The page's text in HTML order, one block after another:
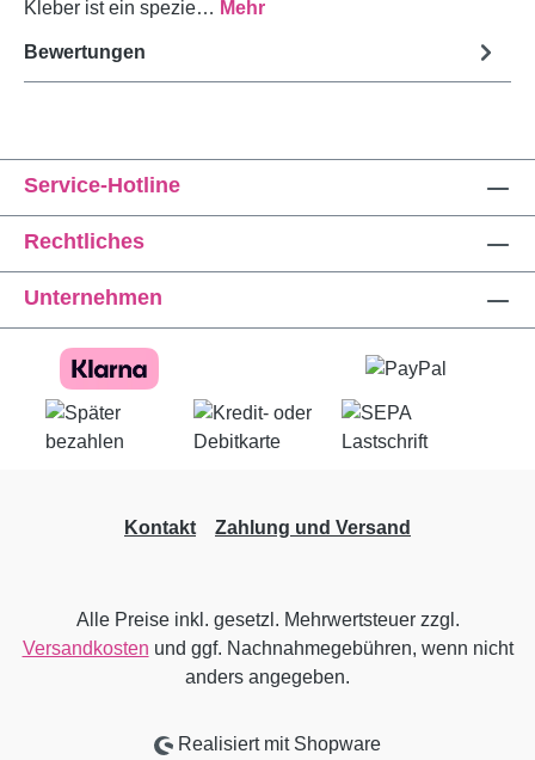
Kleber ist ein spezie… Mehr
Bewertungen
Service-Hotline
Rechtliches
Unternehmen
Kontakt Zahlung und Versand
Alle Preise inkl. gesetzl. Mehrwertsteuer zzgl.
Versandkosten und ggf. Nachnahmegebühren, wenn nicht
anders angegeben.
Realisiert mit Shopware